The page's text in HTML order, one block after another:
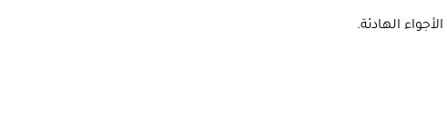
الهادئة.